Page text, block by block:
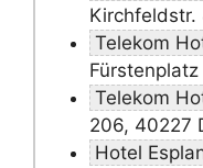
Telekom
Telekom
206, 40227
Hotel